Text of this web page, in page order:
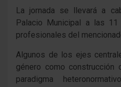
La jornada se llevará a
Palacio Municipal a las
profesionales del
Algunos de los ejes
género como construcción
paradigma